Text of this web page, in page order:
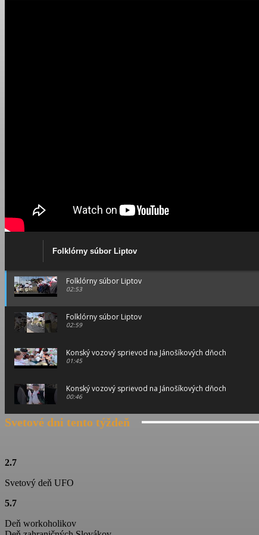
Folklórny súbor Liptov
Folklórny súbor Liptov
02:53
Folklórny súbor Liptov
02:59
Konský vozový sprievod na Jánošíkových dňoch
01:45
Konský vozový sprievod na Jánošíkových dňoch
00:46
Konský vozový sprievod na Jánošíkových dňoch
Folklórny súbor Blanciar
Svetové dni tento týždeň
2.7
Svetový deň UFO
5.7
Deň workoholikov